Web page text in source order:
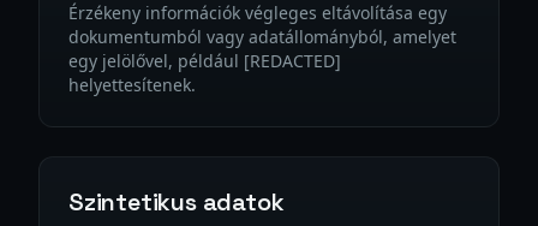
Érzékeny információk végleges eltávolítása egy
dokumentumból vagy adatállományból, amelyet
egy jelölővel, például [REDACTED]
helyettesítenek.
Szintetikus adatok